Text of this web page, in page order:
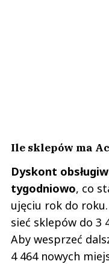
Ile sklepów ma
Dyskont
tygodniowo, co
ujęciu rok do
sieć sklepów do 3
Aby wesprzeć
4 464 nowych